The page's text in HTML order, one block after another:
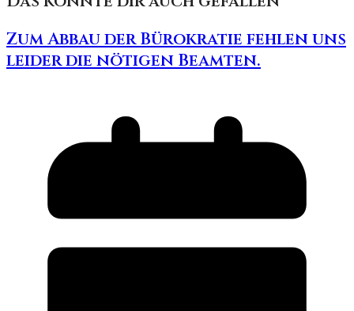
Zum Abbau der Bürokratie fehlen uns
leider die nötigen Beamten.